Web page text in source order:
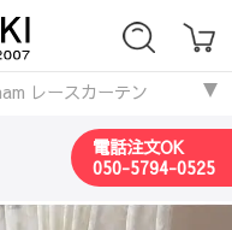
レースカーテン
テン
スカーテン
レースカーテン
電話注文OK
050-5794-0525